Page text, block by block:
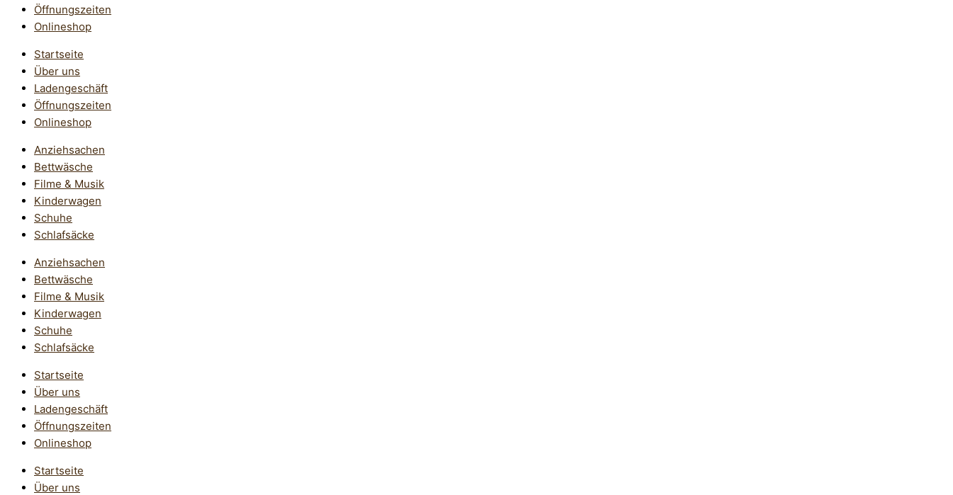
Öffnungszeiten
Onlineshop
Startseite
Über uns
Ladengeschäft
Öffnungszeiten
Onlineshop
Anziehsachen
Bettwäsche
Filme & Musik
Kinderwagen
Schuhe
Schlafsäcke
Anziehsachen
Bettwäsche
Filme & Musik
Kinderwagen
Schuhe
Schlafsäcke
Startseite
Über uns
Ladengeschäft
Öffnungszeiten
Onlineshop
Startseite
Über uns